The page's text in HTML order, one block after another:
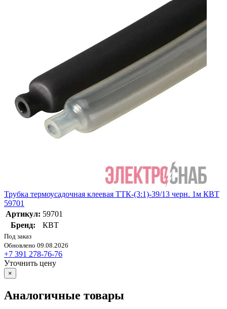
Трубка термоусадочная клеевая ТТК-(3:1)-39/13 черн. 1м КВТ
59701
Артикул: 59701
Бренд:
КВТ
Под заказ
Обновлено 09.08.2026
+7 391 278-76-76
Уточнить цену
×
Аналогичные товары